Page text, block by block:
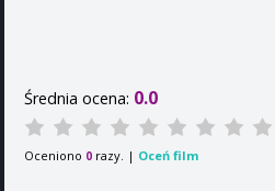
Średnia ocena: 0.0
Oceniono 0 razy. | Oceń film